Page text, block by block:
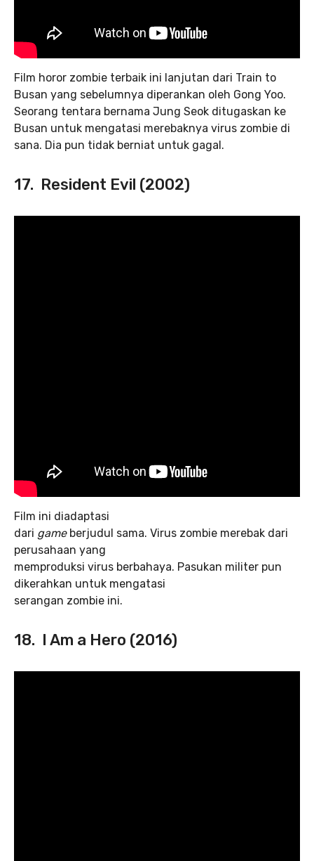
Film horor zombie terbaik ini lanjutan dari Train to
Busan yang sebelumnya diperankan oleh Gong Yoo.
Seorang tentara bernama Jung Seok ditugaskan ke
Busan untuk mengatasi merebaknya virus zombie di
sana. Dia pun tidak berniat untuk gagal.
17. Resident Evil (2002)
Film ini diadaptasi
dari gameberjudul sama. Virus zombie merebak dari
perusahaan yang
memproduksi virus berbahaya. Pasukan militer pun
dikerahkan untuk mengatasi
serangan zombie ini.
18. I Am a Hero (2016)